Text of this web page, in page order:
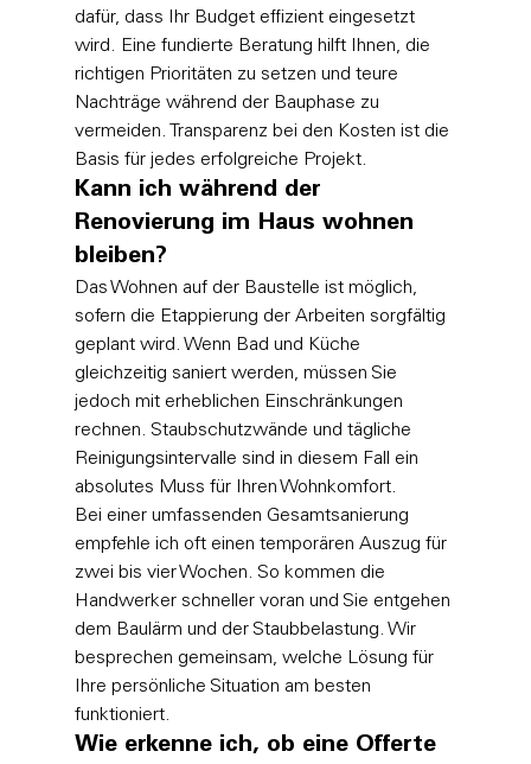
dafür, dass Ihr Budget effizient eingesetzt
wird. Eine fundierte Beratung hilft Ihnen, die
richtigen Prioritäten zu setzen und teure
Nachträge während der Bauphase zu
vermeiden. Transparenz bei den Kosten ist die
Basis für jedes erfolgreiche Projekt.
Kann ich während der
Renovierung im Haus wohnen
bleiben?
Das Wohnen auf der Baustelle ist möglich,
sofern die Etappierung der Arbeiten sorgfältig
geplant wird. Wenn Bad und Küche
gleichzeitig saniert werden, müssen Sie
jedoch mit erheblichen Einschränkungen
rechnen. Staubschutzwände und tägliche
Reinigungsintervalle sind in diesem Fall ein
absolutes Muss für Ihren Wohnkomfort.
Bei einer umfassenden Gesamtsanierung
empfehle ich oft einen temporären Auszug für
zwei bis vier Wochen. So kommen die
Handwerker schneller voran und Sie entgehen
dem Baulärm und der Staubbelastung. Wir
besprechen gemeinsam, welche Lösung für
Ihre persönliche Situation am besten
funktioniert.
Wie erkenne ich, ob eine Offerte